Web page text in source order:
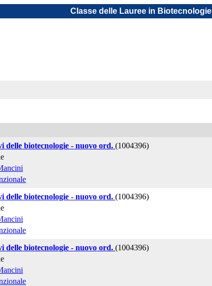
Classe delle Lauree in Biotecnologie
delle biotecnologie - nuovo ord. (1004396)
delle biotecnologie - nuovo ord. (1004396)
delle biotecnologie - nuovo ord. (1004396)